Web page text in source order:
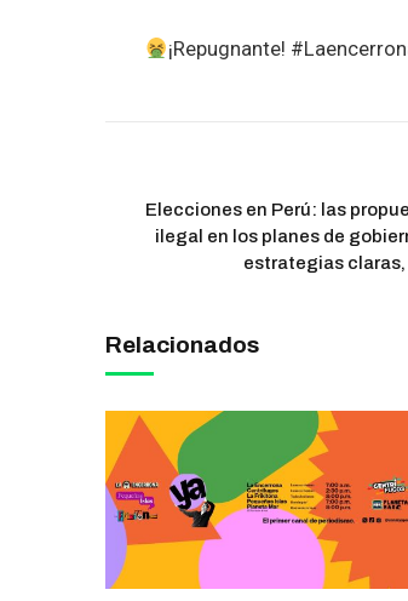
¡Repugnante!
Elecciones en Perú: las
ilegal en los planes de
estrategias
Relacionados